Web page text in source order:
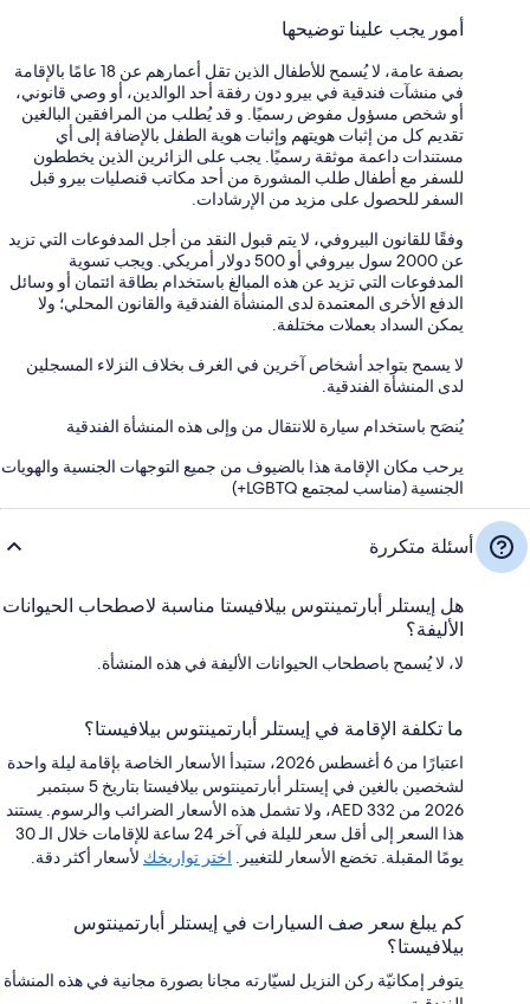
أمور يجب علينا توضيحها
بصفة عامة، لا يُسمح للأطفال الذين تقل أعمارهم عن 18 عامًا بالإقامة
في منشآت فندقية في بيرو دون رفقة أحد الوالدين، أو وصي قانوني،
أو شخص مسؤول مفوض رسميًا. و قد يُطلب من المرافقين البالغين
تقديم كل من إثبات هويتهم وإثبات هوية الطفل بالإضافة إلى أي
مستندات داعمة موثقة رسميًا. يجب على الزائرين الذين يخططون
للسفر مع أطفال طلب المشورة من أحد مكاتب قنصليات بيرو قبل
السفر للحصول على مزيد من الإرشادات.
وفقًا للقانون البيروفي، لا يتم قبول النقد من أجل المدفوعات التي تزيد
عن 2000 سول بيروفي أو 500 دولار أمريكي. ويجب تسوية
المدفوعات التي تزيد عن هذه المبالغ باستخدام بطاقة ائتمان أو وسائل
الدفع الأخرى المعتمدة لدى المنشأة الفندقية والقانون المحلي؛ ولا
يمكن السداد بعملات مختلفة.
لا يسمح بتواجد أشخاص آخرين في الغرف بخلاف النزلاء المسجلين
لدى المنشأة الفندقية.
يُنصَح باستخدام سيارة للانتقال من وإلى هذه المنشأة الفندقية
يرحب مكان الإقامة هذا بالضيوف من جميع التوجهات الجنسية والهويات
الجنسية (مناسب لمجتمع LGBTQ+)
أسئلة متكررة
هل إيستلر أبارتمينتوس بيلافيستا مناسبة لاصطحاب الحيوانات
الأليفة؟
لا، لا يُسمح باصطحاب الحيوانات الأليفة في هذه المنشأة.
ما تكلفة الإقامة في إيستلر أبارتمينتوس بيلافيستا؟
اعتبارًا من 6 أغسطس 2026، ستبدأ الأسعار الخاصة بإقامة ليلة واحدة
لشخصين بالغين في إيستلر أبارتمينتوس بيلافيستا بتاريخ 5 سبتمبر
2026 من AED 332، ولا تشمل هذه الأسعار الضرائب والرسوم. يستند
هذا السعر إلى أقل سعر لليلة في آخر 24 ساعة للإقامات خلال الـ 30
يومًا المقبلة. تخضع الأسعار للتغيير. اختر تواريخك لأسعار أكثر دقة.
كم يبلغ سعر صف السيارات في إيستلر أبارتمينتوس
بيلافيستا؟
يتوفر إمكانيّة ركن النزيل لسيّارته مجانا بصورة مجانية في هذه المنشأة